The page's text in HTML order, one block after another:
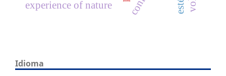
experience of nature
Idioma